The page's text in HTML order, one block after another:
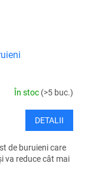
În stoc (>5 buc.)
DETALII
de buruieni care
va reduce cât mai